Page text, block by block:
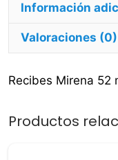
Información
Valoraciones (0)
Recibes Mirena 52
Productos